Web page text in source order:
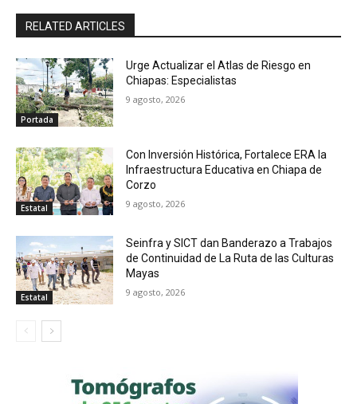
RELATED ARTICLES
Portada
Urge Actualizar el Atlas de Riesgo en
Chiapas: Especialistas
9 agosto, 2026
Estatal
Con Inversión Histórica, Fortalece ERA la
Infraestructura Educativa en Chiapa de
Corzo
9 agosto, 2026
Estatal
Seinfra y SICT dan Banderazo a Trabajos
de Continuidad de La Ruta de las Culturas
Mayas
9 agosto, 2026